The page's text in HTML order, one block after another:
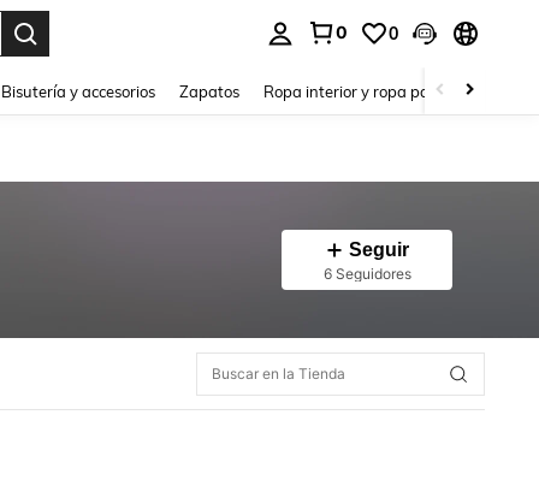
0 0
Bisutería y accesorios Zapatos Ropa interior y ropa para dormir
Seguir
6 Seguidores